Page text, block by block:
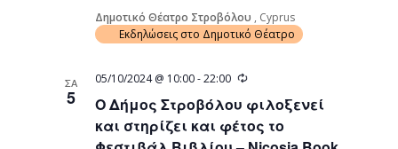
Δημοτικό Θέατρο Στροβόλου , Cyprus
Εκδηλώσεις στο Δημοτικό Θέατρο
ΣΑ
5
Ο Δήμος Στροβόλου φιλοξενεί
και στηρίζει και φέτος το
05/10/2024 @ 10:00-22:00 Recurring